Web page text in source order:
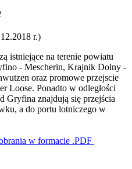
r.)
istniejące na terenie powiatu
- Mescherin, Krajnik Dolny -
oraz promowe przejscie
Loose. Ponadto w odległości
Gryfina znajdują się przejścia
a do portu lotniczego w
w formacie .PDF